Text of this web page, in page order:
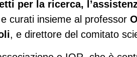
per la ricerca,
curati insieme al professor
, e direttore del comitato